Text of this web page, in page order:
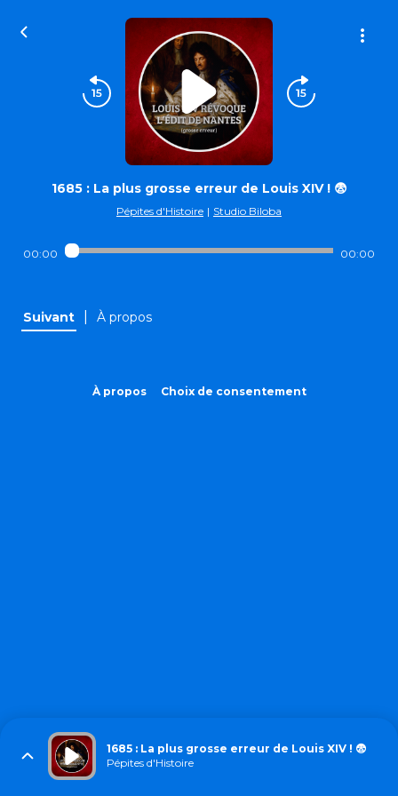
1685 : La plus grosse erreur de Louis XIV ! 😨
Pépites d'Histoire | Studio Biloba
00:00 00:00
Suivant À propos
À propos Choix de consentement
1685 : La plus grosse erreur de Louis XIV ! 😨
Pépites d'Histoire